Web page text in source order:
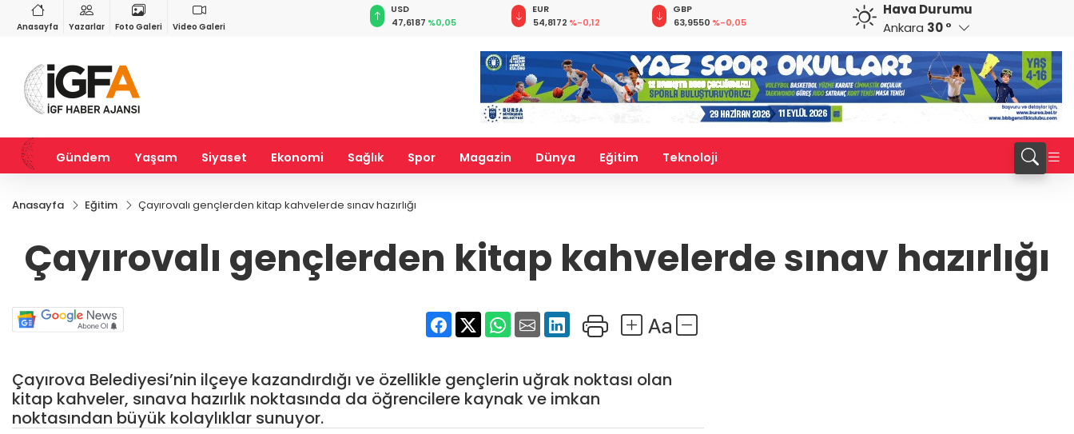
Anasayfa Yazarlar Foto Galeri Video Galeri
%0,23
BIST 100
13.798,82%0,70
EUR
54,8172 %-0,12
GBP
63,9550 %-0,05
CHF
58,5783 %0,12 %0,10
RUB
0,5752
Hava Durumu
Ankara 30 °
Gündem Yaşam Siyaset Ekonomi Sağlık Spor Magazin Dünya Eğitim Teknoloji
Anasayfa Eğitim Çayırovalı gençlerden kitap kahvelerde sınav hazırlığı
Çayırovalı gençlerden kitap kahvelerde sınav hazırlığı
Çayırova Belediyesi’nin ilçeye kazandırdığı ve özellikle gençlerin uğrak noktası olan
kitap kahveler, sınava hazırlık noktasında da öğrencilere kaynak ve imkan
noktasından büyük kolaylıklar sunuyor.